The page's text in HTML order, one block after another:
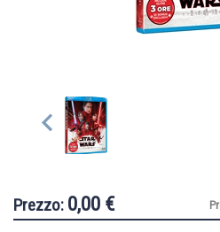
Prezzo: 0,00 €